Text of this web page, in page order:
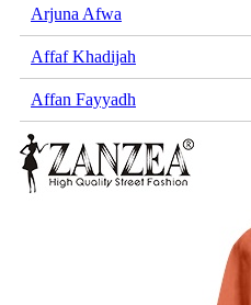
Arjuna Afwa
Affaf Khadijah
Affan Fayyadh